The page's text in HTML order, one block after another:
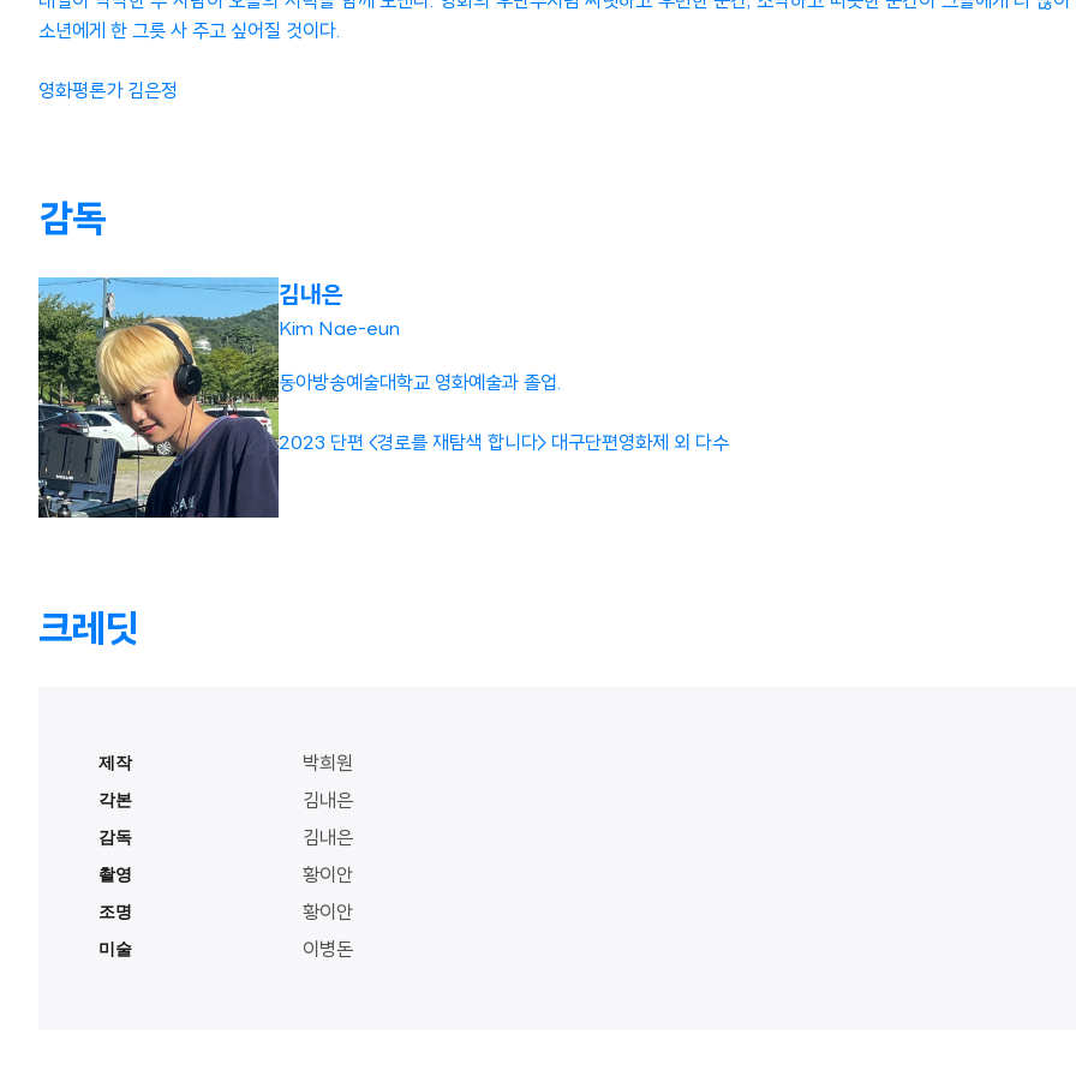
소년에게 한 그릇 사 주고 싶어질 것이다.
영화평론가 김은정
감독
김내은
Kim Nae-eun
동아방송예술대학교 영화예술과 졸업.
2023 단편 <경로를 재탐색 합니다> 대구단편영화제 외 다수
크레딧
제작 박희원
각본 김내은
감독 김내은
촬영 황이안
조명 황이안
미술 이병돈